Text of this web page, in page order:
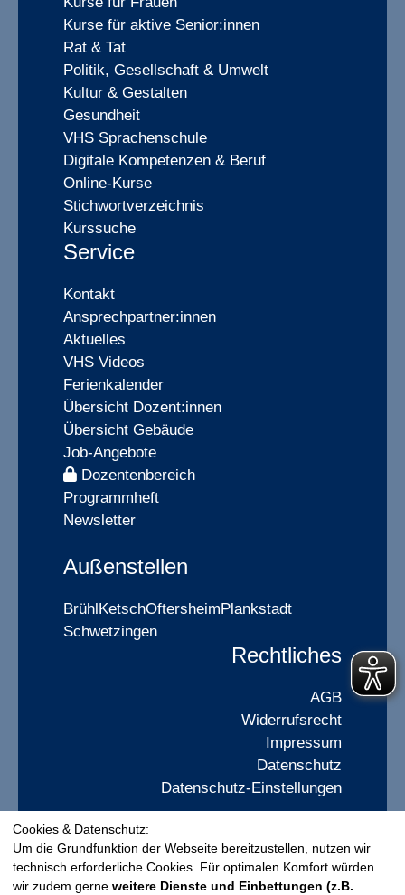
Kurse für aktive Senior:innen
Rat & Tat
Politik, Gesellschaft & Umwelt
Kultur & Gestalten
Gesundheit
VHS Sprachenschule
Digitale Kompetenzen & Beruf
Online-Kurse
Stichwortverzeichnis
Kurssuche
Service
Kontakt
Ansprechpartner:innen
Aktuelles
VHS Videos
Ferienkalender
Übersicht Dozent:innen
Übersicht Gebäude
Job-Angebote
Dozentenbereich
Programmheft
Newsletter
Außenstellen
BrühlKetschOftersheimPlankstadt
Schwetzingen
Rechtliches
AGB
Widerrufsrecht
Impressum
Datenschutz
Datenschutz-Einstellungen
Cookies & Datenschutz:
Um die Grundfunktion der Webseite bereitzustellen, nutzen wir
technisch erforderliche Cookies. Für optimalen Komfort würden
wir zudem gerne weitere Dienste und Einbettungen (z.B.